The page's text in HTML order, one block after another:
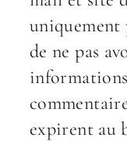
de ne pas
expirent au